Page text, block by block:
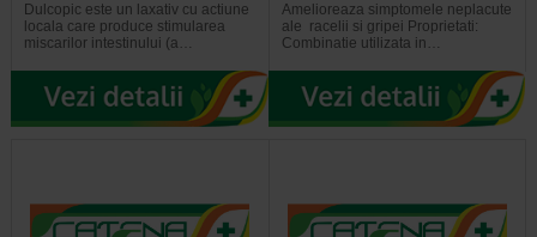
Dulcopic este un laxativ cu actiune
locala care produce stimularea
miscarilor intestinului (a…
Amelioreaza simptomele neplacute
ale racelii si gripei Proprietati:
Combinatie utilizata in…